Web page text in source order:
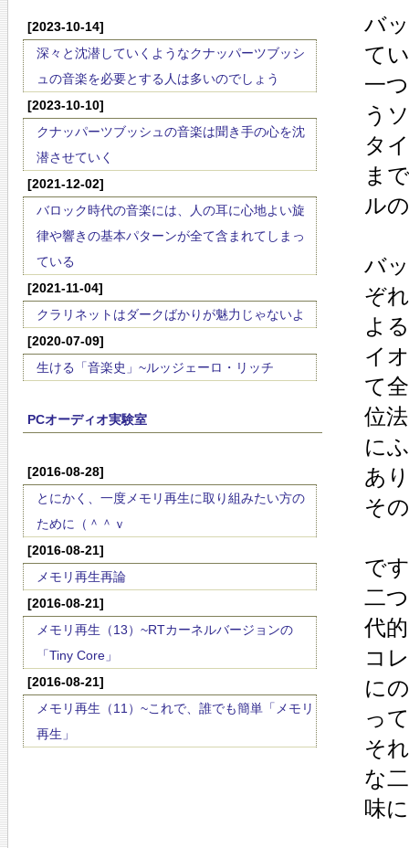
[2023-10-14]
深々と沈潜していくようなクナッパーツブッシ
ュの音楽を必要とする人は多いのでしょう
[2023-10-10]
クナッパーツブッシュの音楽は聞き手の心を沈
潜させていく
[2021-12-02]
バロック時代の音楽には、人の耳に心地よい旋
律や響きの基本パターンが全て含まれてしまっ
ている
[2021-11-04]
クラリネットはダークばかりが魅力じゃないよ
[2020-07-09]
生ける「音楽史」~ルッジェーロ・リッチ
PCオーディオ実験室
[2016-08-28]
とにかく、一度メモリ再生に取り組みたい方の
ために（＾＾ｖ
[2016-08-21]
メモリ再生再論
[2016-08-21]
メモリ再生（13）~RTカーネルバージョンの
「Tiny Core」
[2016-08-21]
メモリ再生（11）~これで、誰でも簡単「メモリ
再生」
バ
て
一
う
タ
ま
ル
バ
ぞ
よ
イ
て
位
に
あ
そ
で
二
代
コ
に
っ
そ
な
味